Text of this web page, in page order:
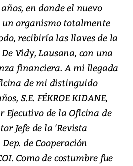
en donde el nuevo
organismo totalmente
recibiría las llaves de la
Vidy, Lausana, con una
financiera. A mi llegada
de mi distinguido
S.E. FÉKROE KIDANE,
Ejecutivo de la Oficina de
Jefe de la 'Revista
de Cooperación
Como de costumbre fue